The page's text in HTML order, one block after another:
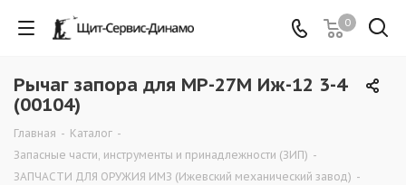
0
Рычаг запора для MP-27M Иж-12 3-4
(00104)
Главная - Каталог -
Запасные части, инструменты и принадлежности (ЗИП) -
ЗАПЧАСТИ ДЛЯ ОРУЖИЯ ИМЗ (Ижевский механический завод) -